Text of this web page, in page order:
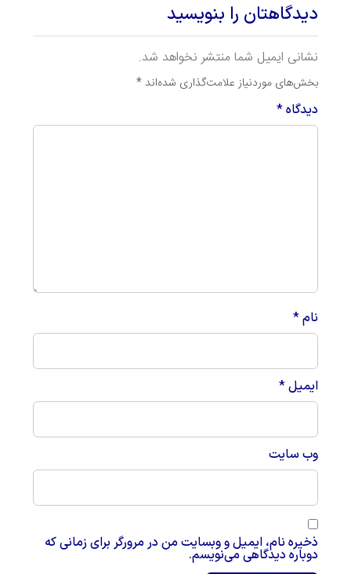
دیدگاهتان را بنویسید
نشانی ایمیل شما منتشر نخواهد شد.
بخش‌های موردنیاز علامت‌گذاری شده‌اند *
دیدگاه*
نام*
ایمیل*
وب‌ سایت
ذخیره نام، ایمیل و وبسایت من در مرورگر برای زمانی که
دوباره دیدگاهی می‌نویسم.